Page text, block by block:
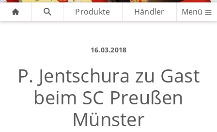
Produkte Händler Menü
16.03.2018
P. Jentschura zu Gast
beim SC Preußen
Münster